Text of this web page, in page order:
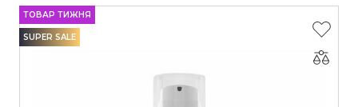
ТОВАР ТИЖНЯ
SUPER SALE